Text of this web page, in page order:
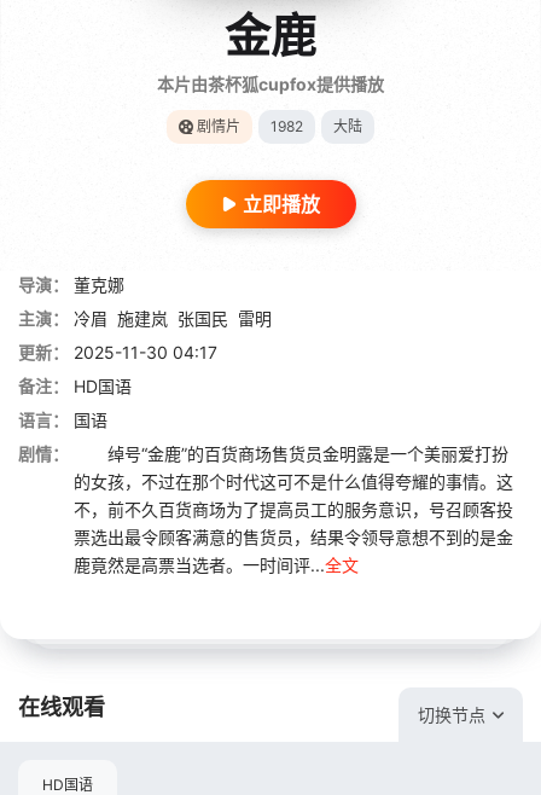
金鹿
本片由茶杯狐cupfox提供播放
剧情片 1982 大陆
立即播放
导演：
董克娜
主演：
冷眉 施建岚 张国民 雷明
更新：
2025-11-30 04:17
备注：
HD国语
语言：
国语
剧情：
绰号“金鹿”的百货商场售货员金明露是一个美丽爱打扮
的女孩，不过在那个时代这可不是什么值得夸耀的事情。这
不，前不久百货商场为了提高员工的服务意识，号召顾客投
票选出最令顾客满意的售货员，结果令领导意想不到的是金
鹿竟然是高票当选者。一时间评...全文
在线观看 切换节点
HD国语